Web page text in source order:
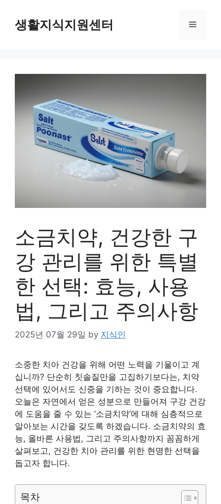
content생활지식지원센터 Menu
소금치약, 건강한 구
강 관리를 위한 특별
한 선택: 효능, 사용
법, 그리고 주의사항
2025년 07월 29일 by 지식인
소중한 치아 건강을 위해 어떤 노력을 기울이고 계
십니까? 단순히 칫솔질만을 고집하기보다는, 치약
선택에 있어서도 신중을 기하는 것이 중요합니다.
오늘은 자연에서 얻은 성분으로 만들어져 구강 건강
에 도움을 줄 수 있는 ‘소금치약’에 대해 심층적으로
알아보는 시간을 갖도록 하겠습니다. 소금치약의 효
능, 올바른 사용법, 그리고 주의사항까지 꼼꼼하게
살펴보고, 건강한 치아 관리를 위한 현명한 선택을
돕고자 합니다.
목차